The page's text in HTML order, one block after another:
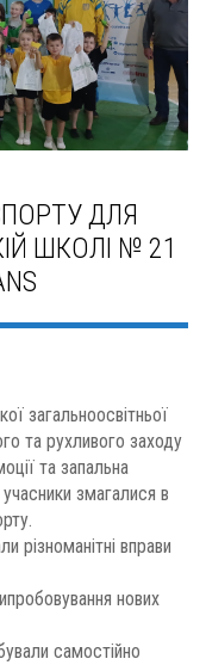
ДЛЯ
ШКОЛІ № 21
загальноосвітньої
та рухливого заходу
та запальна
змагалися в
різноманітні вправи
нових
самостійно